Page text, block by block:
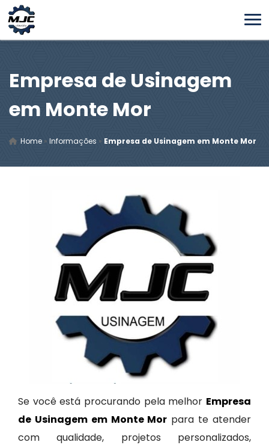
Empresa de Usinagem
em Monte Mor
Home » Informações » Empresa de Usinagem em Monte Mor
Se você está procurando pela melhor Empresa
de Usinagem em Monte Mor para te atender
com qualidade, projetos personalizados,